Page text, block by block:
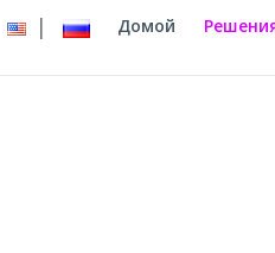
| Домой